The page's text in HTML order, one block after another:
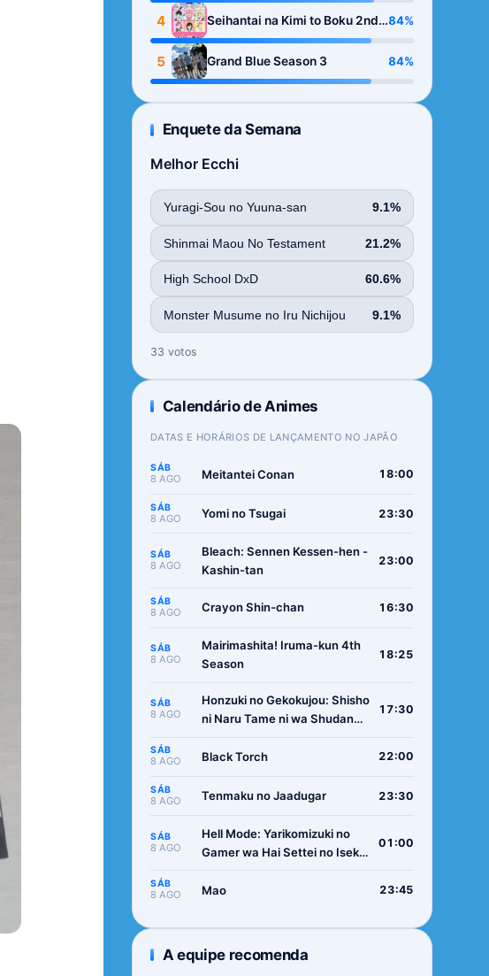
4
Seihantai na Kimi to Boku 2nd
Season
84%
5 Grand Blue Season 3 84%
Enquete da Semana
Melhor Ecchi
Yuragi-Sou no Yuuna-san 9.1%
Shinmai Maou No Testament 21.2%
High School DxD 60.6%
Monster Musume no Iru Nichijou 9.1%
33 votos
Calendário de Animes
DATAS E HORÁRIOS DE LANÇAMENTO NO JAPÃO
SÁB
8 AGO Meitantei Conan 18:00
SÁB
8 AGO Yomi no Tsugai 23:30
SÁB
8 AGO
Bleach: Sennen Kessen-hen -
Kashin-tan
23:00
SÁB
8 AGO Crayon Shin-chan 16:30
SÁB
8 AGO
Mairimashita! Iruma-kun 4th
Season
18:25
SÁB
8 AGO
Honzuki no Gekokujou: Shisho
ni Naru Tame ni wa Shudan
Ryoushu no Youjo
17:30
SÁB
8 AGO Black Torch 22:00
SÁB
8 AGO Tenmaku no Jaadugar 23:30
SÁB
8 AGO
Hell Mode: Yarikomizuki no
Gamer wa Hai Settei no Isekai
01:00
SÁB
8 AGO Mao 23:45
A equipe recomenda